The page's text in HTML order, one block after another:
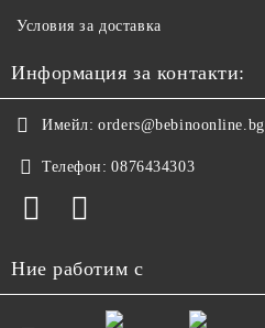
Условия за доставка
Информация за контакти:
Имейл: orders@bebinoonline.bg
Телефон: 0876434303
Ние работим с